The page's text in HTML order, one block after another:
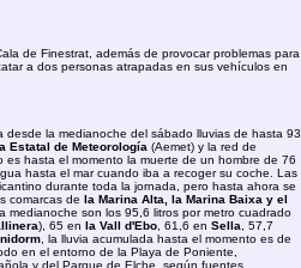
de Finestrat, además de provocar problemas para
a dos personas atrapadas en sus vehículos en
desde la medianoche del sábado lluvias de hasta 93
Estatal de Meteorología (Aemet) y la red de
hasta el momento la muerte de un hombre de 76
hasta el mar cuando iba a recoger su coche. Las
durante toda la jornada, pero hasta ahora se
comarcas de la Marina Alta, la Marina Baixa y el
medianoche son los 95,6 litros por metro cuadrado
), 65 en la Vall d'Ebo , 61,6 en Sella , 57,7
, la lluvia acumulada hasta el momento es de
en el entorno de la Playa de Poniente,
y del Parque de Elche, según fuentes